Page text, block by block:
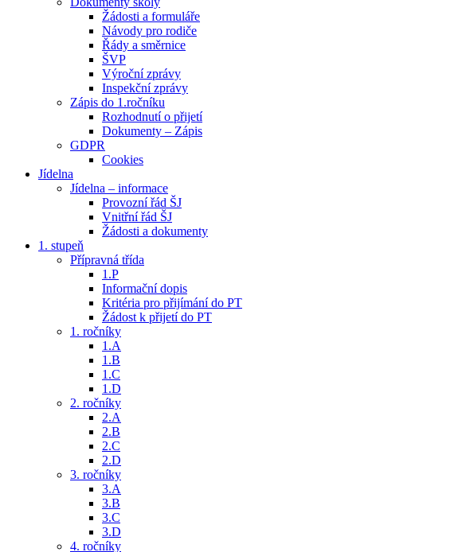
Žádosti a formuláře
Návody pro rodiče
Řády a směrnice
ŠVP
Výroční zprávy
Inspekční zprávy
Zápis do 1.ročníku
Rozhodnutí o přijetí
Dokumenty – Zápis
GDPR
Cookies
Jídelna
Jídelna – informace
Provozní řád ŠJ
Vnitřní řád ŠJ
Žádosti a dokumenty
1. stupeň
Přípravná třída
1.P
Informační dopis
Kritéria pro přijímání do PT
Žádost k přijetí do PT
1. ročníky
1.A
1.B
1.C
1.D
2. ročníky
2.A
2.B
2.C
2.D
3. ročníky
3.A
3.B
3.C
3.D
4. ročníky